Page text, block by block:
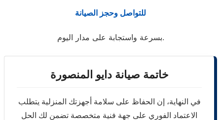
للتواصل وحجز الصيانة
بسرعة واستجابة على مدار اليوم.
خاتمة صيانة دايو المنصورة
في النهاية، إن الحفاظ على سلامة أجهزتك المنزلية يتطلب
الاعتماد الفوري على جهة فنية متخصصة تضمن لك الحل